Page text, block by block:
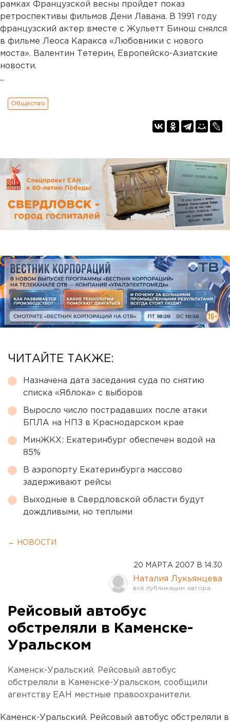
рамках Французской весны пройдет показ
ретроспективы фильмов Дени Лавана. В 1991 году
французский актер вместе с Жульетт Бинош снялся
в фильме Леоса Каракса «Любовники с нового
моста». Валентин Тетерин, Европейско-Азиатские
новости.
...
Общество
ЧИТАЙТЕ ТАКЖЕ:
Назначена дата заседания суда по снятию
списка «Яблока» с выборов
Выросло число пострадавших после атаки
БПЛА на НПЗ в Краснодарском крае
МинЖКХ: Екатеринбург обеспечен водой на
85%
В аэропорту Екатеринбурга массово
задерживают рейсы
Выходные в Свердловской области будут
дождливыми, но теплыми
← НОВОСТИ
20 МАРТА 2007 В 14:30
Наталия Лукьянцева
Рейсовый автобус
обстреляли в Каменске-
Уральском
Каменск-Уральский. Рейсовый автобус
обстреляли в Каменске-Уральском, сообщили
агентству ЕАН местные правоохранители.
Каменск-Уральский. Рейсовый автобус обстреляли в